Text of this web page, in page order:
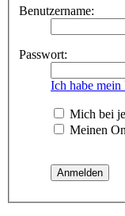
Benutzername:
Passwort:
Ich habe mein
Mich bei
Meinen